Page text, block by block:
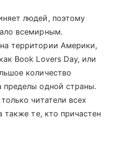
людей, поэтому
всемирным.
территории Америки,
Book Lovers Day, или
количество
пределы одной страны.
читатели всех
также те, кто причастен